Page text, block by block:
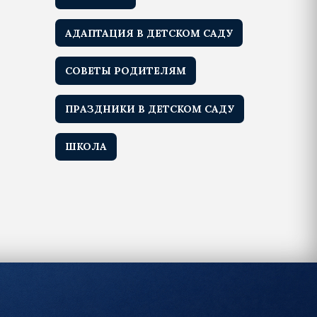
АДАПТАЦИЯ В ДЕТСКОМ САДУ
СОВЕТЫ РОДИТЕЛЯМ
ПРАЗДНИКИ В ДЕТСКОМ САДУ
ШКОЛА